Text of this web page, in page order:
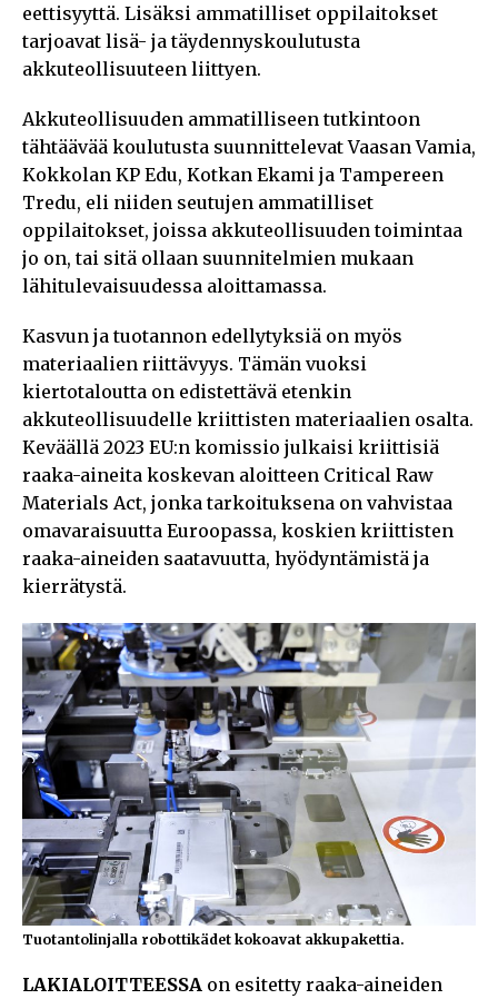
eettisyyttä. Lisäksi ammatilliset oppilaitokset
tarjoavat lisä- ja täydennyskoulutusta
akkuteollisuuteen liittyen.
Akkuteollisuuden ammatilliseen tutkintoon
tähtäävää koulutusta suunnittelevat Vaasan Vamia,
Kokkolan KP Edu, Kotkan Ekami ja Tampereen
Tredu, eli niiden seutujen ammatilliset
oppilaitokset, joissa akkuteollisuuden toimintaa
jo on, tai sitä ollaan suunnitelmien mukaan
lähitulevaisuudessa aloittamassa.
Kasvun ja tuotannon edellytyksiä on myös
materiaalien riittävyys. Tämän vuoksi
kiertotaloutta on edistettävä etenkin
akkuteollisuudelle kriittisten materiaalien osalta.
Keväällä 2023 EU:n komissio julkaisi kriittisiä
raaka-aineita koskevan aloitteen Critical Raw
Materials Act, jonka tarkoituksena on vahvistaa
omavaraisuutta Euroopassa, koskien kriittisten
raaka-aineiden saatavuutta, hyödyntämistä ja
kierrätystä.
Tuotantolinjalla robottikädet kokoavat akkupakettia.
LAKIALOITTEESSA on esitetty raaka-aineiden